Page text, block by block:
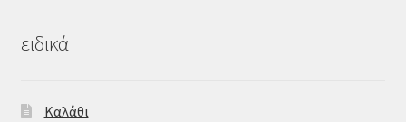
ειδικά
Καλάθι